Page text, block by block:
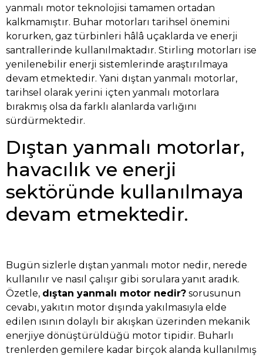
yanmalı motor teknolojisi tamamen ortadan
kalkmamıştır. Buhar motorları tarihsel önemini
korurken, gaz türbinleri hâlâ uçaklarda ve enerji
santrallerinde kullanılmaktadır. Stirling motorları ise
yenilenebilir enerji sistemlerinde araştırılmaya
devam etmektedir. Yani dıştan yanmalı motorlar,
tarihsel olarak yerini içten yanmalı motorlara
bırakmış olsa da farklı alanlarda varlığını
sürdürmektedir.
Dıştan yanmalı motorlar,
havacılık ve enerji
sektöründe kullanılmaya
devam etmektedir.
Bugün sizlerle dıştan yanmalı motor nedir, nerede
kullanılır ve nasıl çalışır gibi sorulara yanıt aradık.
Özetle, dıştan yanmalı motor nedir? sorusunun
cevabı, yakıtın motor dışında yakılmasıyla elde
edilen ısının dolaylı bir akışkan üzerinden mekanik
enerjiye dönüştürüldüğü motor tipidir. Buharlı
trenlerden gemilere kadar birçok alanda kullanılmış